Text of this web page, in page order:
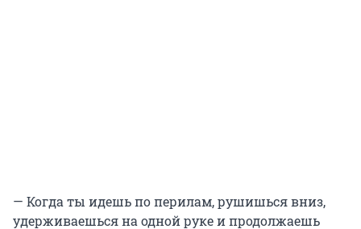
— Когда ты идешь по перилам, рушишься вниз,
удерживаешься на одной руке и продолжаешь